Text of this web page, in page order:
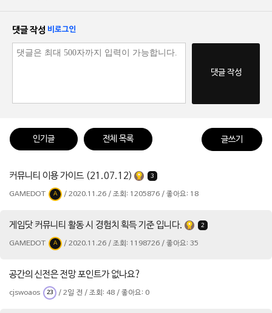
댓글 작성 비로그인
댓글 작성
인기글 전체 목록 글쓰기
커뮤니티 이용 가이드 (21.07.12) 3
GAMEDOT A / 2020.11.26 / 조회: 1205876 / 좋아요: 18
게임닷 커뮤니티 활동 시 경험치 획득 기준 입니다. 2
GAMEDOT A / 2020.11.26 / 조회: 1198726 / 좋아요: 35
공간의 신전은 전망 포인트가 없나요?
cjswoaos 23 / 2일 전 / 조회: 48 / 좋아요: 0